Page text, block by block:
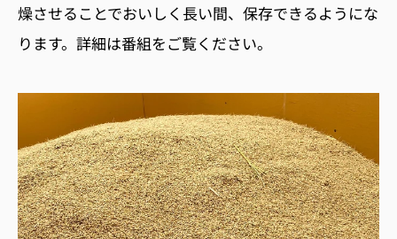
燥させることでおいしく長い間、保存できるようにな
ります。詳細は番組をご覧ください。